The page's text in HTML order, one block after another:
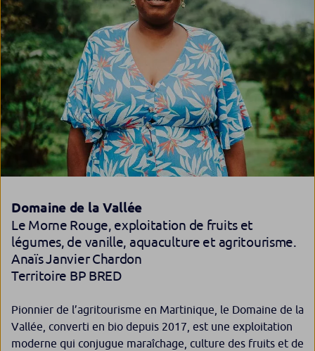
Domaine de la Vallée
Le Morne Rouge, exploitation de fruits et
légumes, de vanille, aquaculture et agritourisme.
Anaïs Janvier Chardon
Territoire BP BRED
Pionnier de l’agritourisme en Martinique, le Domaine de la
Vallée, converti en bio depuis 2017, est une exploitation
moderne qui conjugue maraîchage, culture des fruits et de